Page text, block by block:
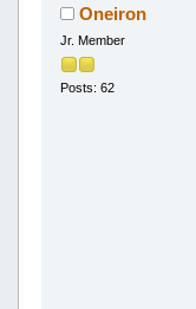
Oneiron
Jr. Member
Posts: 62